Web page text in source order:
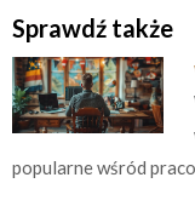
Sprawdź także
popularne wśród